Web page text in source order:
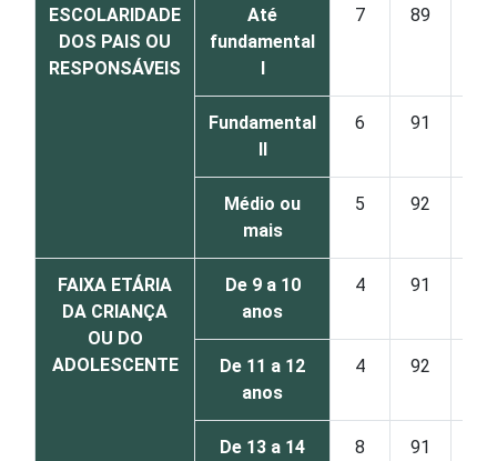
ESCOLARIDADE
DOS PAIS OU
RESPONSÁVEIS
Até
fundamental
I
7 89
Fundamental
II
6 91
Médio ou
mais
5 92
FAIXA ETÁRIA
DA CRIANÇA
OU DO
ADOLESCENTE
De 9 a 10
anos
4 91
De 11 a 12
anos
4 92
De 13 a 14
8 91